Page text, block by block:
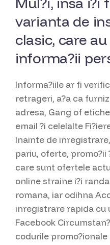
varianta de
clasic, care
informa?ii
Informa?iile ar fi
retrageri, a?a ca
adresa, Gang of
email ?i celelalte
Inainte de
pariu, oferte,
care sunt ofertele
online straine i?i
romana, iar odihna
inregistrare rapida cu
Facebook
codurile